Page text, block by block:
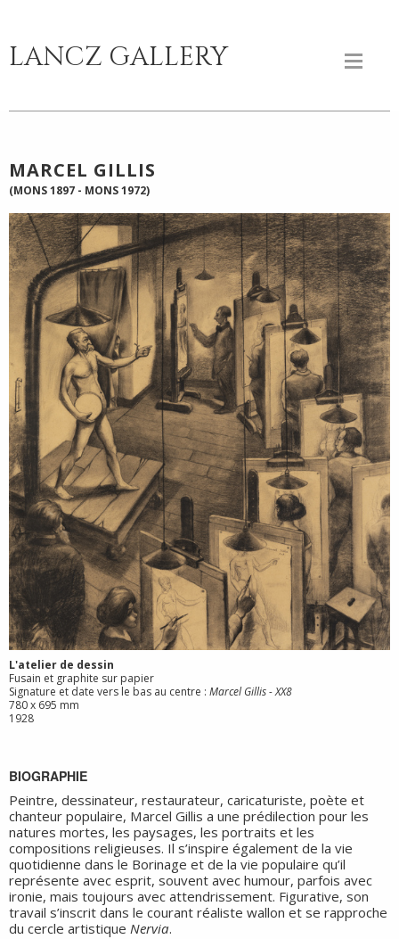
LANCZ GALLERY
MARCEL GILLIS
(MONS 1897 - MONS 1972)
L'atelier de dessin
Fusain et graphite sur papier
Signature et date vers le bas au centre : Marcel Gillis - XX8
780 x 695 mm
1928
BIOGRAPHIE
Peintre, dessinateur, restaurateur, caricaturiste, poète et
chanteur populaire, Marcel Gillis a une prédilection pour les
natures mortes, les paysages, les portraits et les
compositions religieuses. Il s’inspire également de la vie
quotidienne dans le Borinage et de la vie populaire qu’il
représente avec esprit, souvent avec humour, parfois avec
ironie, mais toujours avec attendrissement. Figurative, son
travail s’inscrit dans le courant réaliste wallon et se rapproche
du cercle artistique Nervia.